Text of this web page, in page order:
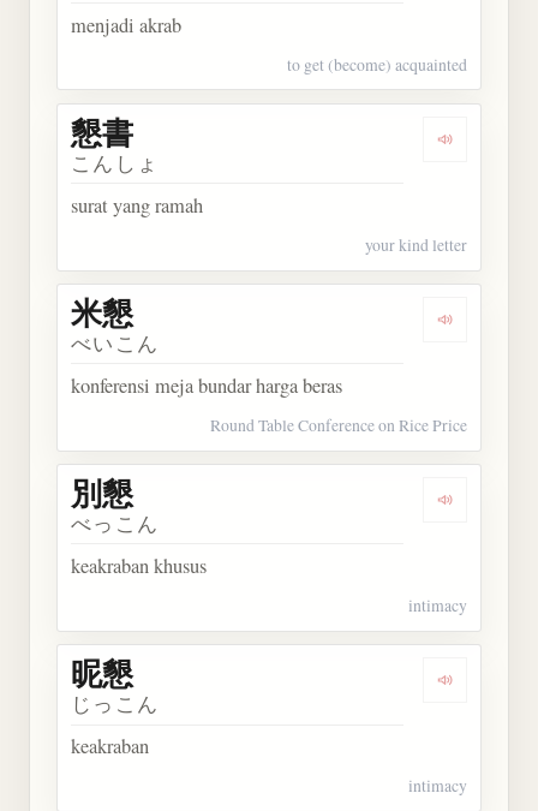
menjadi akrab
to get (become) acquainted
Dengarkan
懇書
こんしょ
surat yang ramah
your kind letter
Dengarkan
米懇
べいこん
konferensi meja bundar harga beras
Round Table Conference on Rice Price
Dengarkan
別懇
べっこん
keakraban khusus
intimacy
Dengarkan
昵懇
じっこん
keakraban
intimacy